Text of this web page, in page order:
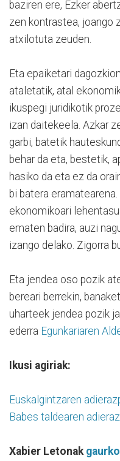
baziren ere, Ezker
zen kontrastea, joango
atxilotuta zeuden.
Eta epaiketari
ataletatik, atal
ikuspegi juridikotik
izan daitekeela. Azkar
garbi, batetik
behar da eta, bestetik,
hasiko da eta ez da
bi batera eramatearena.
ekonomikoari
ematen badira, auzi
izango delako. Zigorra
Eta jendea oso pozik
bereari berrekin,
uharteek jendea pozik
ederra Egunkariaren
Ikusi agiriak:
Euskalgintzaren
Babes taldearen
Xabier Letonak